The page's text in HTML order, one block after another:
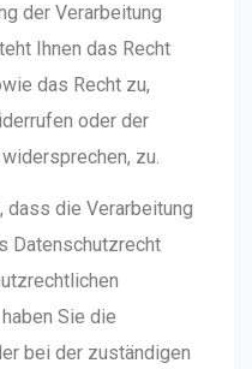
der Verarbeitung
Ihnen das Recht
das Recht zu,
oder der
zu.
dass die Verarbeitung
Datenschutzrecht
Sie die
bei der zuständigen